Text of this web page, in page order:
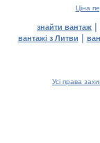
Ціна
знайти вантаж |
вантажі з Литви |
Усі права